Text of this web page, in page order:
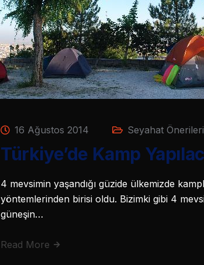
16 Ağustos 2014 Seyahat Önerileri
Türkiye’de Kamp
4 mevsimin yaşandığı güzide ülkemizde
yöntemlerinden birisi oldu. Bizimki gibi 4
güneşin…
Read More